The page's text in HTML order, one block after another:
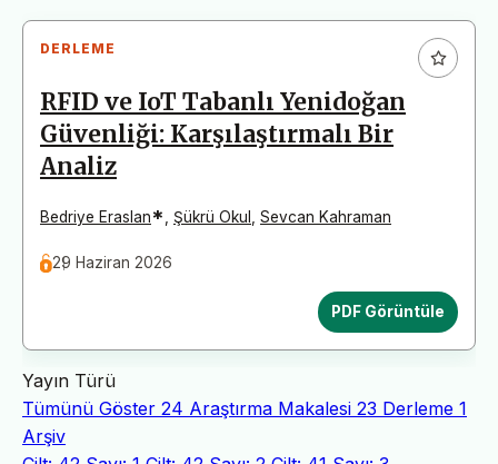
DERLEME
RFID ve IoT Tabanlı Yenidoğan
Güvenliği: Karşılaştırmalı Bir
Analiz
Bedriye Eraslan* Şükrü Okul Sevcan Kahraman
29 Haziran 2026
PDF Görüntüle
Yayın Türü
Tümünü Göster 24 Araştırma Makalesi 23 Derleme 1
Arşiv